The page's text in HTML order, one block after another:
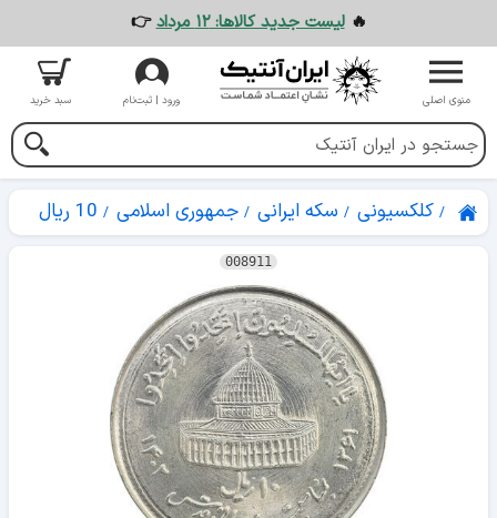
🔥لیست جدید کالاها: ۱۲ مرداد 👉
منوی اصلی ورود | ثبت‌نام سبد خرید
کلکسیونی سکه ایرانی جمهوری اسلامی 10 ریال
008911